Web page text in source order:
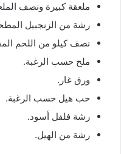
ملعقة كبيرة ونصف
رشة من الزنجبيل
نصف كيلو من اللحم
ملح حسب الرغبة.
ورق غار.
حب هيل حسب الرغبة.
رشة فلفل أسود.
رشة من الهيل.